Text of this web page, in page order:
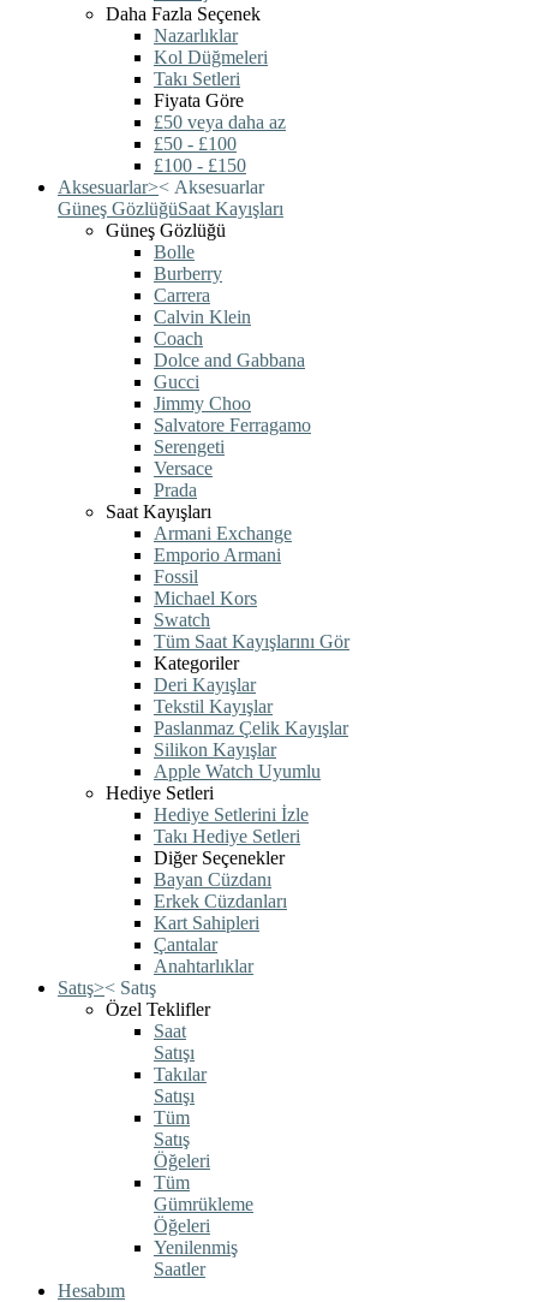
Daha Fazla Seçenek
Nazarlıklar
Kol Düğmeleri
Takı Setleri
Fiyata Göre
£50 veya daha az
£50 - £100
£100 - £150
Aksesuarlar>< Aksesuarlar
Güneş GözlüğüSaat Kayışları
Güneş Gözlüğü
Bolle
Burberry
Carrera
Calvin Klein
Coach
Dolce and Gabbana
Gucci
Jimmy Choo
Salvatore Ferragamo
Serengeti
Versace
Prada
Saat Kayışları
Armani Exchange
Emporio Armani
Fossil
Michael Kors
Swatch
Tüm Saat Kayışlarını Gör
Kategoriler
Deri Kayışlar
Tekstil Kayışlar
Paslanmaz Çelik Kayışlar
Silikon Kayışlar
Apple Watch Uyumlu
Hediye Setleri
Hediye Setlerini İzle
Takı Hediye Setleri
Diğer Seçenekler
Bayan Cüzdanı
Erkek Cüzdanları
Kart Sahipleri
Çantalar
Anahtarlıklar
Satış>< Satış
Özel Teklifler
Saat
Satışı
Takılar
Satışı
Tüm
Satış
Öğeleri
Tüm
Gümrükleme
Öğeleri
Yenilenmiş
Saatler
Hesabım